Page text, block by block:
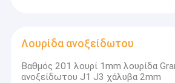
Λουρίδα ανοξείδωτου
Βαθμός 201 λουρί 1mm λουρίδα
ανοξείδωτου J1 J3 χάλυβα 2mm